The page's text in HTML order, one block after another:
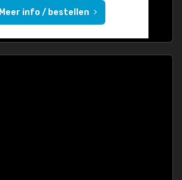
Meer info / bestellen